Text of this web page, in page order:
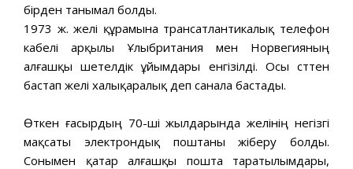
бірден танымал болды.
1973 ж. желі құрамына трансатлантикалық телефон
кабелі арқылы Ұлыбритания мен Норвегияның
алғашқы шетелдік ұйымдары енгізілді. Осы сәттен
бастап желі халықаралық деп санала бастады.
Өткен ғасырдың 70-ші жылдарында желінің негізгі
мақсаты электрондық поштаны жіберу болды.
Сонымен қатар алғашқы пошта таратылымдары,